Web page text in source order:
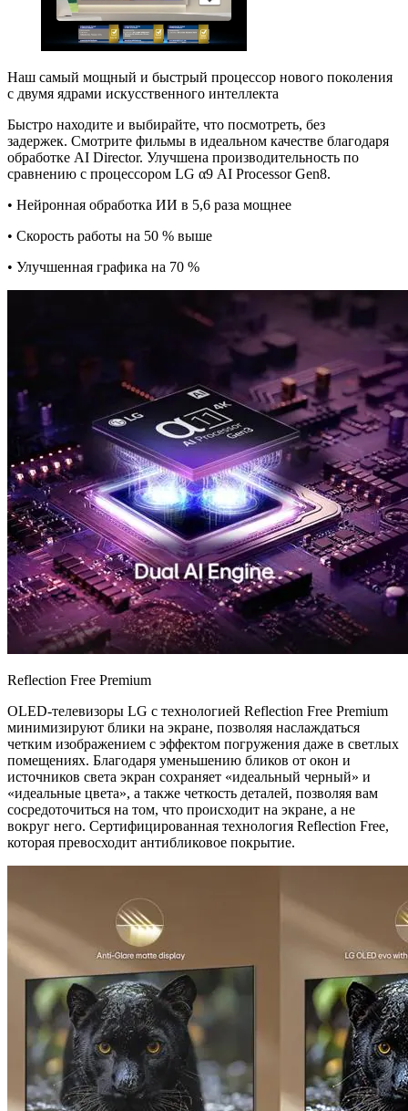
Наш самый мощный и быстрый процессор нового поколения
с двумя ядрами искусственного интеллекта
Быстро находите и выбирайте, что посмотреть, без
задержек. Смотрите фильмы в идеальном качестве благодаря
обработке AI Director. Улучшена производительность по
сравнению с процессором LG α9 AI Processor Gen8.
• Нейронная обработка ИИ в 5,6 раза мощнее
• Скорость работы на 50 % выше
• Улучшенная графика на 70 %
Reflection Free Premium
OLED-телевизоры LG с технологией Reflection Free Premium
минимизируют блики на экране, позволяя наслаждаться
четким изображением с эффектом погружения даже в светлых
помещениях. Благодаря уменьшению бликов от окон и
источников света экран сохраняет «идеальный черный» и
«идеальные цвета», а также четкость деталей, позволяя вам
сосредоточиться на том, что происходит на экране, а не
вокруг него. Сертифицированная технология Reflection Free,
которая превосходит антибликовое покрытие.